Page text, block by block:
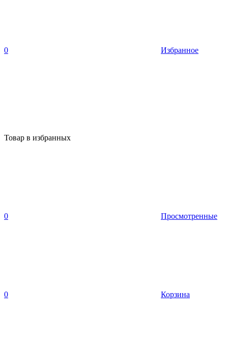
0 Избранное
Товар в избранных
0 Просмотренные
0 Корзина